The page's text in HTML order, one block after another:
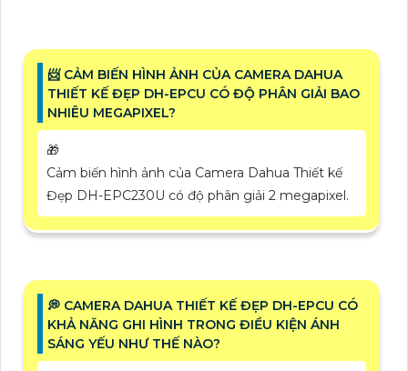
📨 CẢM BIẾN HÌNH ẢNH CỦA CAMERA DAHUA
THIẾT KẾ ĐẸP DH-EPCU CÓ ĐỘ PHÂN GIẢI BAO
NHIÊU MEGAPIXEL?
🎁
Cảm biến hình ảnh của Camera Dahua Thiết kế
Đẹp DH-EPC230U có độ phân giải 2 megapixel.
️💭 CAMERA DAHUA THIẾT KẾ ĐẸP DH-EPCU CÓ
KHẢ NĂNG GHI HÌNH TRONG ĐIỀU KIỆN ÁNH
SÁNG YẾU NHƯ THẾ NÀO?